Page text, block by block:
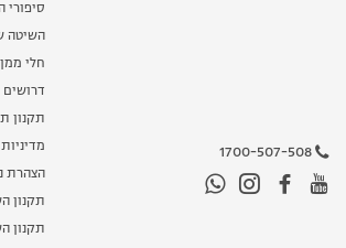
1700-507-508
סיפורי
השיטה
חלי
תקנון
הצהרת
תקנון
תקנון